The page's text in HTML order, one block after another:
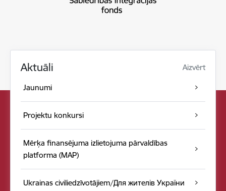
Aktuāli Aizvērt
Jaunumi
Projektu konkursi
Mērķa finansējuma izlietojuma pārvaldības
platforma (MAP)
Ukrainas civiliedzīvotājiem/Для жителів України